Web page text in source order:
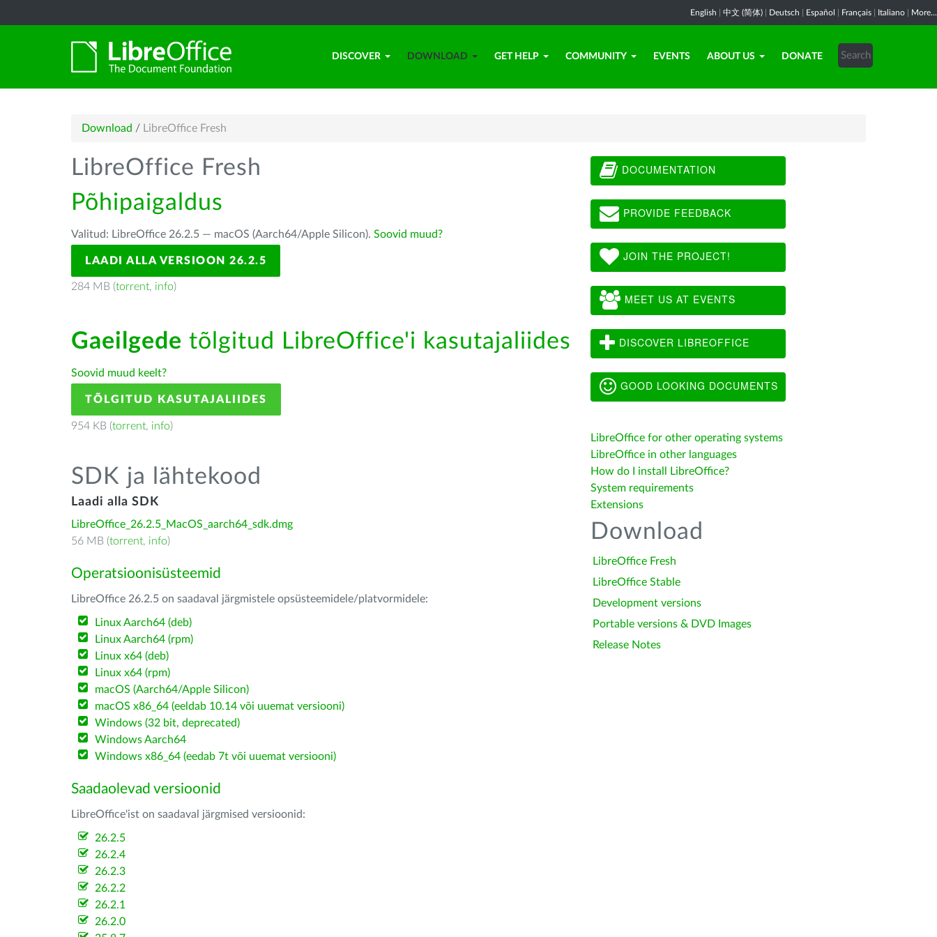
English 中文 (简体) Deutsch Español Français Italiano More...
DISCOVER DOWNLOAD GET HELP COMMUNITY EVENTS ABOUT US DONATE
Download / LibreOffice Fresh
LibreOffice Fresh
Põhipaigaldus
Valitud: LibreOffice 26.2.5 — macOS (Aarch64/Apple Silicon). Soovid muud?
LAADI ALLA VERSIOON 26.2.5
284 MB (torrent, info)
Gaeilgede tõlgitud LibreOffice'i kasutajaliides
Soovid muud keelt?
TÕLGITUD KASUTAJALIIDES
954 KB (torrent, info)
SDK ja lähtekood
Laadi alla SDK
LibreOffice_26.2.5_MacOS_aarch64_sdk.dmg
56 MB (torrent, info)
Operatsioonisüsteemid
LibreOffice 26.2.5 on saadaval järgmistele opsüsteemidele/platvormidele:
Linux Aarch64 (deb)
Linux Aarch64 (rpm)
Linux x64 (deb)
Linux x64 (rpm)
macOS (Aarch64/Apple Silicon)
macOS x86_64 (eeldab 10.14 või uuemat versiooni)
Windows (32 bit, deprecated)
Windows Aarch64
Windows x86_64 (eedab 7t või uuemat versiooni)
Saadaolevad versioonid
LibreOffice'ist on saadaval järgmised versioonid:
26.2.5
26.2.4
26.2.3
26.2.2
26.2.1
26.2.0
DOCUMENTATION
PROVIDE FEEDBACK
JOIN THE PROJECT!
MEET US AT EVENTS
DISCOVER LIBREOFFICE
GOOD LOOKING DOCUMENTS
LibreOffice for other operating systems
LibreOffice in other languages
How do I install LibreOffice?
System requirements
Extensions
Download
LibreOffice Fresh
LibreOffice Stable
Development versions
Portable versions & DVD Images
Release Notes